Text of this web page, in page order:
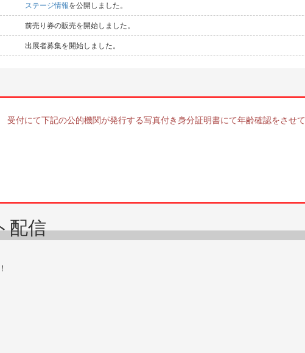
ステージ情報を公開しました。
前売り券の販売を開始しました。
出展者募集を開始しました。
受付にて下記の公的機関が発行する写真付き身分証明書にて年齢確認をさせて
配信